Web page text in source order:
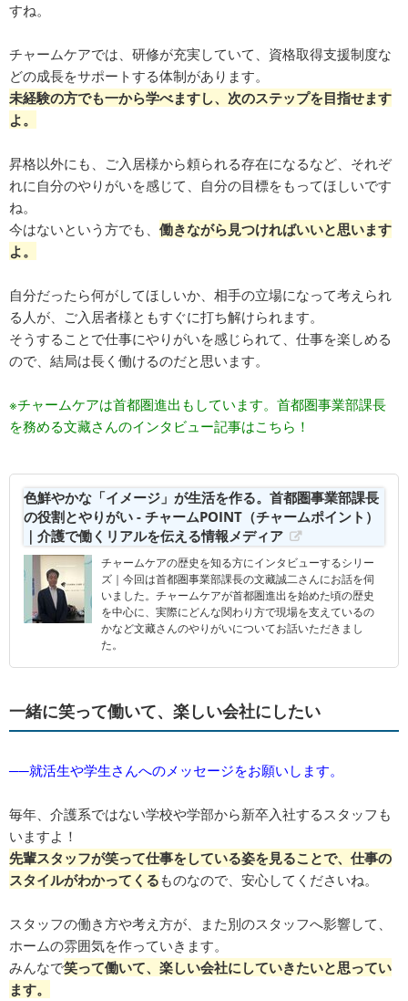
すね。
チャームケアでは、研修が充実していて、資格取得支援制度な
どの成長をサポートする体制があります。
未経験の方でも一から学べますし、次のステップを目指せます
よ。
昇格以外にも、ご入居様から頼られる存在になるなど、それぞ
れに自分のやりがいを感じて、自分の目標をもってほしいです
ね。
今はないという方でも、 働きながら見つければいいと思います
よ。
自分だったら何がしてほしいか、相手の立場になって考えられ
る人が、ご入居者様ともすぐに打ち解けられます。
そうすることで仕事にやりがいを感じられて、仕事を楽しめる
ので、結局は長く働けるのだと思います。
※チャームケアは首都圏進出もしています。首都圏事業部課長
を務める文藏さんのインタビュー記事はこちら！
色鮮やかな「イメージ」が生活を作る。首都圏事業部課長
の役割とやりがい - チャームPOINT（チャームポイント）
｜介護で働くリアルを伝える情報メディア
チャームケアの歴史を知る方にインタビューするシリー
ズ｜今回は首都圏事業部課長の文藏誠二さんにお話を伺
いました。チャームケアが首都圏進出を始めた頃の歴史
を中心に、実際にどんな関わり方で現場を支えているの
かなど文藏さんのやりがいについてお話いただきまし
た。
一緒に笑って働いて、楽しい会社にしたい
──就活生や学生さんへのメッセージをお願いします。
毎年、介護系ではない学校や学部から新卒入社するスタッフも
いますよ！
先輩スタッフが笑って仕事をしている姿を見ることで、仕事の
スタイルがわかってくる ものなので、安心してくださいね。
スタッフの働き方や考え方が、また別のスタッフへ影響して、
ホームの雰囲気を作っていきます。
みんなで笑って働いて、楽しい会社にしていきたいと思ってい
ます。